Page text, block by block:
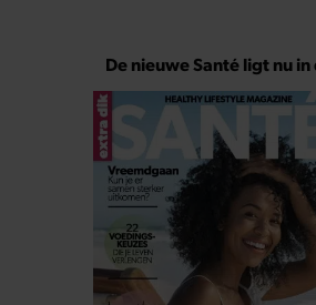
De nieuwe Santé ligt nu